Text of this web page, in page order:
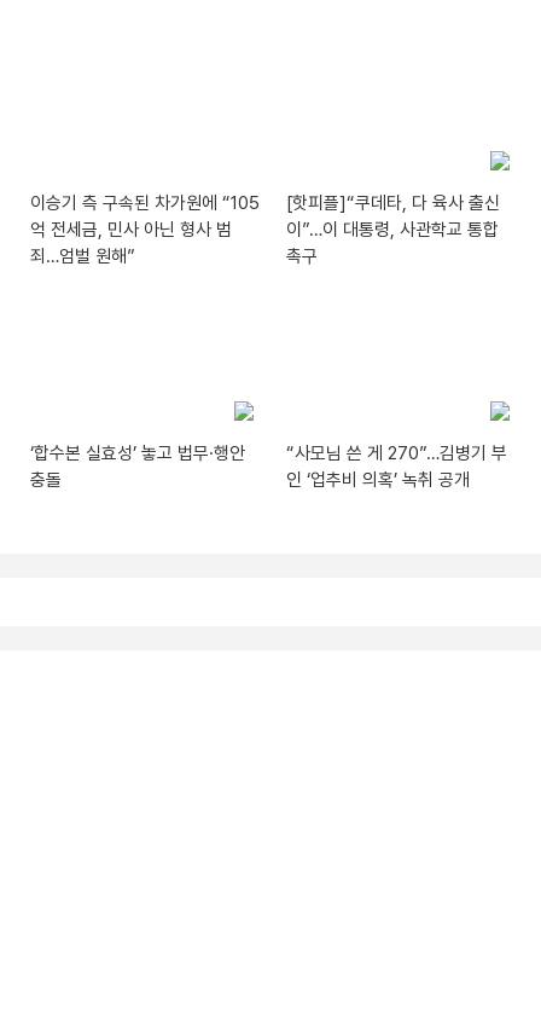
이승기 측 구속된 차가원에 “105
억 전세금, 민사 아닌 형사 범
죄…엄벌 원해”
[핫피플]“쿠데타, 다 육사 출신
이”…이 대통령, 사관학교 통합
촉구
‘합수본 실효성’ 놓고 법무·행안
충돌
“사모님 쓴 게 270”…김병기 부
인 ‘업추비 의혹’ 녹취 공개